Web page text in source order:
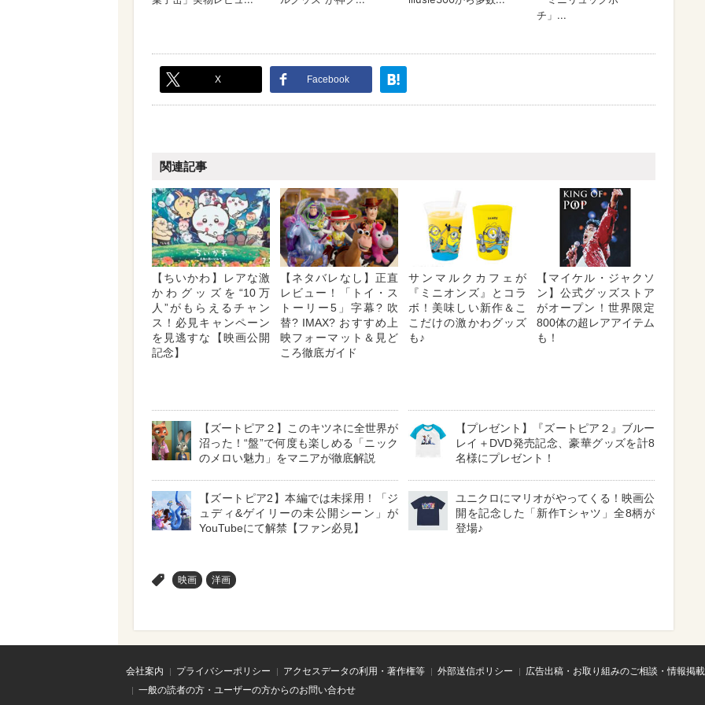
X Facebook
関連記事
【ちいかわ】レアな激
かわグッズを“10万
人”がもらえるチャン
ス！必見キャンペーン
を見逃すな【映画公開
記念】
【ネタバレなし】正直
レビュー！「トイ・ス
トーリー5」字幕? 吹
替? IMAX? おすすめ上
映フォーマット＆見ど
ころ徹底ガイド
サンマルクカフェが
『ミニオンズ』とコラ
ボ！美味しい新作＆こ
こだけの激かわグッズ
も♪
【マイケル・ジャクソ
ン】公式グッズストア
がオープン！世界限定
800体の超レアアイテム
も！
【ズートピア２】このキツネに全世界が
沼った！“盤”で何度も楽しめる「ニック
のメロい魅力」をマニアが徹底解説
【プレゼント】『ズートピア２』ブルー
レイ＋DVD発売記念、豪華グッズを計8
名様にプレゼント！
【ズートピア2】本編では未採用！「ジ
ュディ&ゲイリーの未公開シーン」が
YouTubeにて解禁【ファン必見】
ユニクロにマリオがやってくる！映画公
開を記念した「新作Tシャツ」全8柄が
登場♪
映画 洋画
会社案内 プライバシーポリシー アクセスデータの利用・著作権等 外部送信ポリシー
広告出稿・お取り組みのご相談・情報掲
一般の読者の方・ユーザーの方からのお問い合わせ